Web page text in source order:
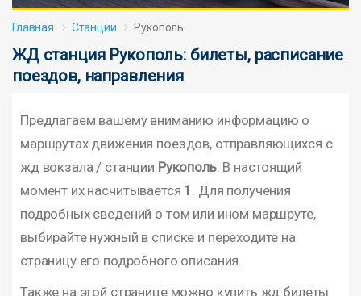
Главная Станции Рукополь
ЖД станция Рукополь: билеты, расписание
поездов, направления
Предлагаем вашему вниманию информацию о
маршрутах движения поездов, отправляющихся с
жд вокзала / станции Рукополь. В настоящий
момент их насчитывается 1 . Для получения
подробных сведений о том или ином маршруте,
выбирайте нужный в списке и переходите на
страницу его подробного описания.
Также на этой странице можно купить жд билеты